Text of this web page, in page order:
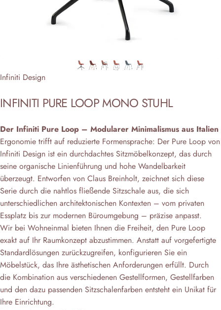
Anbieter:
Infiniti Design
INFINITI PURE LOOPMONO STUHL
Der Infiniti Pure Loop – Modularer Minimalismus aus Italien
Ergonomie trifft auf reduzierte Formensprache: Der Pure Loop von
Infiniti Design ist ein durchdachtes Sitzmöbelkonzept, das durch
seine organische Linienführung und hohe Wandelbarkeit
überzeugt. Entworfen von Claus Breinholt, zeichnet sich diese
Serie durch die nahtlos fließende Sitzschale aus, die sich
unterschiedlichen architektonischen Kontexten – vom privaten
Essplatz bis zur modernen Büroumgebung – präzise anpasst.
Wir bei Wohneinmal bieten Ihnen die Freiheit, den Pure Loop
exakt auf Ihr Raumkonzept abzustimmen. Anstatt auf vorgefertigte
Standardlösungen zurückzugreifen, konfigurieren Sie ein
Möbelstück, das Ihre ästhetischen Anforderungen erfüllt. Durch
die Kombination aus verschiedenen Gestellformen, Gestellfarben
und den dazu passenden Sitzschalenfarben entsteht ein Unikat für
Ihre Einrichtung.